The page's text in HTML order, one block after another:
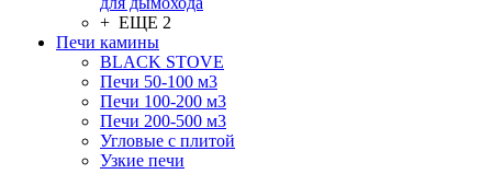
+ ЕЩЕ 2
Печи камины
BLACK STOVE
Печи 50-100 м3
Печи 100-200 м3
Печи 200-500 м3
Угловые с плитой
Узкие печи